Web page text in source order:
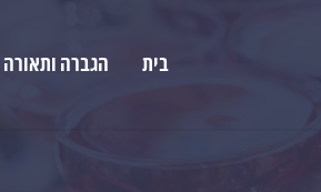
בית הגברה ותאורה